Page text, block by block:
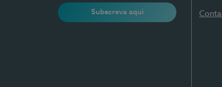
Subscreva aqui